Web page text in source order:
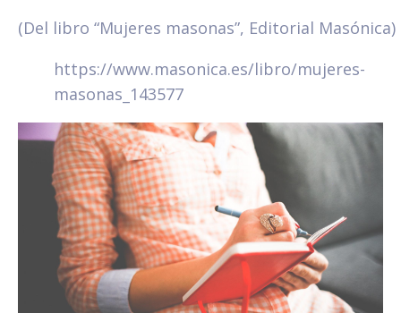
(Del libro “Mujeres masonas”, Editorial Masónica)
https://www.masonica.es/libro/mujeres-
masonas_143577